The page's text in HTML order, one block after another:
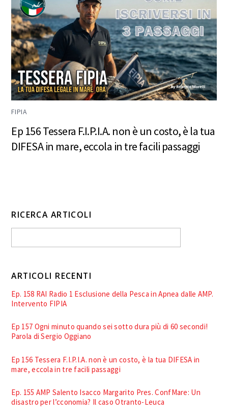
FIPIA
Ep 156 Tessera F.I.P.I.A. non è un costo, è la tua
DIFESA in mare, eccola in tre facili passaggi
RICERCA ARTICOLI
ARTICOLI RECENTI
Ep. 158 RAI Radio 1 Esclusione della Pesca in Apnea dalle AMP.
Intervento FIPIA
Ep 157 Ogni minuto quando sei sotto dura più di 60 secondi!
Parola di Sergio Oggiano
Ep 156 Tessera F.I.P.I.A. non è un costo, è la tua DIFESA in
mare, eccola in tre facili passaggi
Ep. 155 AMP Salento Isacco Margarito Pres. ConfMare: Un
disastro per l’cconomia? Il caso Otranto-Leuca